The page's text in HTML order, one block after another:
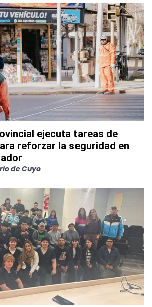
ejecuta tareas de
reforzar la seguridad en
de Cuyo